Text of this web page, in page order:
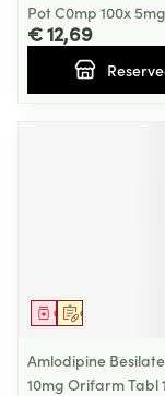
Pot C0mp 100x 5mg
€ 12,69
Op voorschrift
Geneesmiddel
Amlodipine
10mg Orifarm Tabl